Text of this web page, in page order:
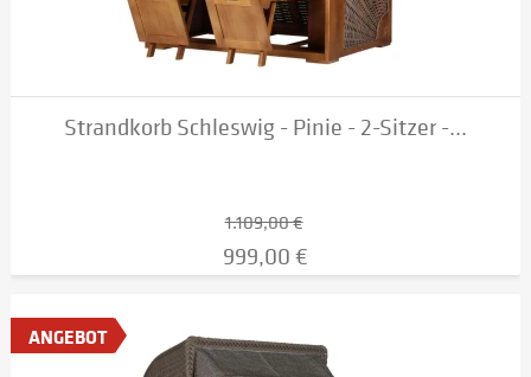
Strandkorb Schleswig - Pinie - 2-Sitzer -...
1.109,00 €
999,00 €
ANGEBOT